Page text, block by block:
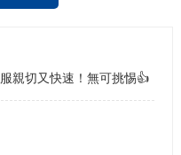
放心買，我好了。
親切又快速！無可挑惕👍